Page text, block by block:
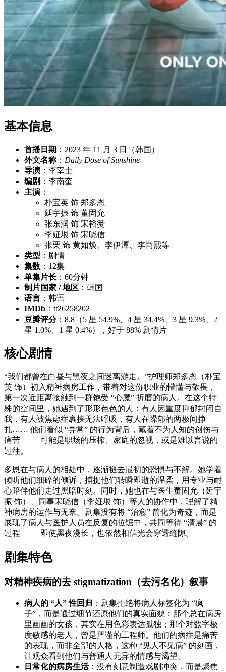
基本信息
首播日期 ：2023 年 11 月 3 日（韩国）
外文名称： Daily Dose of Sunshine
导演 ：李宰圭
编剧 ：李南奎
主演 ：
朴宝英 饰 郑多恩
延宇振 饰 董固允
张东润 饰 宋裕赞
李姃垠 饰 宋晓信
张栗 饰 黄如焕、李伊潭、李尚熙等
类型 ：剧情
集数 ：12集
单集片长 ：60分钟
制片国家 / 地区 ：韩国
语言 ：韩语
IMDb ：tt26258202
豆瓣评分：8.8（5 星 54.9%、4 星 34.4%、3 星 9.3%、2
星 1.0%、1 星 0.4%），好于 88% 剧情片
核心剧情
“我们都曾在白昼与黑夜之间迷离游走。”护理师郑多恩（朴宝
英 饰）初入精神病房工作，带着对这份职业的懵懂与敬畏，
第一次近距离接触到一群饱受 “心魔” 折磨的病人。在这个特
殊的空间里，她遇到了形形色色的人：有人因重度抑郁封闭自
我，有人被焦虑症裹挟无法呼吸，有人在躁郁的两极间挣
扎…… 他们看似 “异常” 的行为背后，藏着不为人知的创伤与
痛苦 —— 可能是职场的压榨、家庭的忽视，或是难以言说的
过往。
多恩在与病人的相处中，逐渐褪去最初的恐惧与不解。她学着
倾听他们细碎的倾诉，捕捉他们转瞬即逝的温柔，用专业与耐
心陪伴他们走过黑暗时刻。同时，她也在与医生董固允（延宇
振 饰）、同事宋晓信（李姃垠 饰）等人的协作中，理解了精
神病房的运作与无奈。剧集没有将 “治愈” 简化为奇迹，而是
展现了病人与医护人员在反复的拉锯中，共同等待 “清晨” 的
过程 —— 即使黑夜漫长，也依然相信光会穿透缝隙。
剧集特色
对精神疾病的去 stigmatization（去污名化）叙事
病人的 “人” 性回归 ：剧集拒绝将病人标签化为 “疯
子”，而是通过细节还原他们的真实面貌：那个总在病房
里画画的女孩，其实在用色彩表达孤独；那个对数字极
度敏感的老人，曾是严谨的工程师。他们的病症是痛苦
的表现，而非全部的人格，这种 “见人不见病” 的刻画，
让观众看到他们与普通人无异的情感与渴望。
日常化的病房生活：没有刻意制造戏剧冲突，而是聚焦